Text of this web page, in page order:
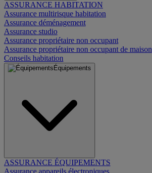
ASSURANCE HABITATION
Assurance multirisque habitation
Assurance déménagement
Assurance studio
Assurance propriétaire non occupant
Assurance propriétaire non occupant de maison
Conseils habitation
Équipements
ASSURANCE ÉQUIPEMENTS
Assurance appareils électroniques